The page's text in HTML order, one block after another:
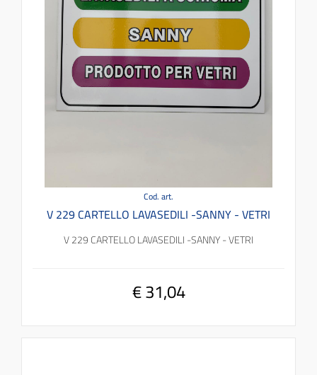
Cod. art.
V 229 CARTELLO LAVASEDILI -SANNY - VETRI
V 229 CARTELLO LAVASEDILI -SANNY - VETRI
€ 31,04